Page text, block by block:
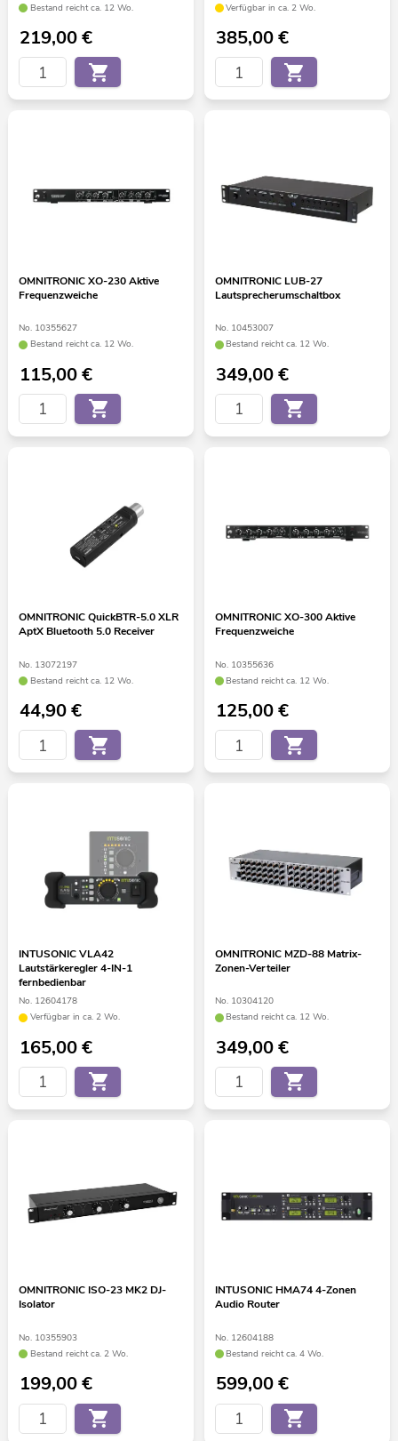
Bestand reicht ca. 12 Wo.
219,00€
Verfügbar in ca. 2 Wo.
385,00€
OMNITRONIC XO-230 Aktive
Frequenzweiche
No. 10355627
Bestand reicht ca. 12 Wo.
115,00€
OMNITRONIC LUB-27
Lautsprecherumschaltbox
No. 10453007
Bestand reicht ca. 12 Wo.
349,00€
OMNITRONIC QuickBTR-5.0 XLR
AptX Bluetooth 5.0 Receiver
No. 13072197
Bestand reicht ca. 12 Wo.
44,90€
OMNITRONIC XO-300 Aktive
Frequenzweiche
No. 10355636
Bestand reicht ca. 12 Wo.
125,00€
INTUSONIC VLA42
Lautstärkeregler 4-IN-1
fernbedienbar
No. 12604178
Verfügbar in ca. 2 Wo.
165,00€
OMNITRONIC MZD-88 Matrix-
Zonen-Verteiler
No. 10304120
Bestand reicht ca. 12 Wo.
349,00€
OMNITRONIC ISO-23 MK2 DJ-
Isolator
No. 10355903
Bestand reicht ca. 2 Wo.
199,00€
INTUSONIC HMA74 4-Zonen
Audio Router
No. 12604188
Bestand reicht ca. 4 Wo.
599,00€